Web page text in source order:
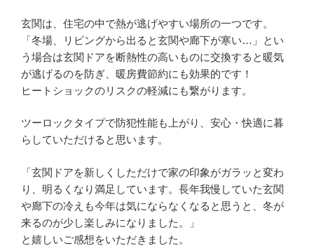
玄関は、住宅の中で熱が逃げやすい場所の一つです。
「冬場、リビングから出ると玄関や廊下が寒い…」とい
う場合は玄関ドアを断熱性の高いものに交換すると暖気
が逃げるのを防ぎ、暖房費節約にも効果的です！
ヒートショックのリスクの軽減にも繋がります。
ツーロックタイプで防犯性能も上がり、安心・快適に暮
らしていただけると思います。
「玄関ドアを新しくしただけで家の印象がガラッと変わ
り、明るくなり満足しています。長年我慢していた玄関
や廊下の冷えも今年は気にならなくなると思うと、冬が
来るのが少し楽しみになりました。」
と嬉しいご感想をいただきました。